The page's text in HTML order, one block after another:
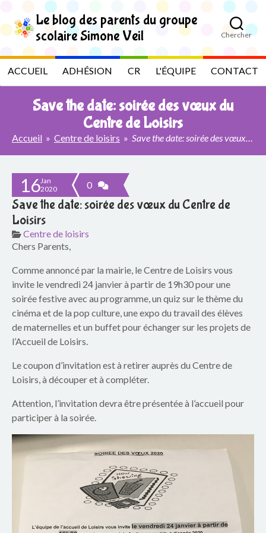
i
p
o
h
L
e
o
g
d
e
s
p
a
r
e
n
s
d
Le blog des parents du groupe
scolaire Simone Veil
Chercher
ACCUEIL ADHÉSION CR L'ÉQUIPE CONTACT
Save the date: soirée des vœux du
Centre de Loisirs
Accueil » Centre de loisirs » Save the date: soirée des vœux du Centre de Loisirs
16Jan
2020
0
Save the date: soirée des vœux du Centre de
Loisirs
Centre de loisirs
Chers Parents,
Comme annoncé par la mairie, le Centre de Loisirs vous
invite le vendredi 24 janvier à partir de 19h30 pour une
soirée festive avec au programme, un quiz sur le thème du
cinéma et de la pop culture, une expo du travail des élèves
de maternelles et un buffet pour échanger sur les projets de
l’Accueil de Loisirs.
Le coupon d’invitation est à retirer auprès du Centre de
Loisirs, à découper et à compléter.
Attention, l’invitation devra être présentée à l’accueil pour
participer à la soirée.